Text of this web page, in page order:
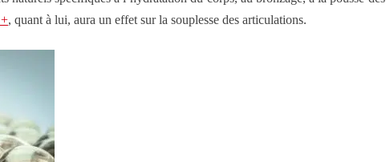
, quant à lui, aura un effet sur la souplesse des articulations.